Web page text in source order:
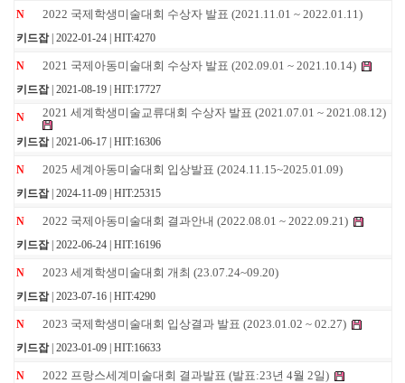
N 2022 국제학생미술대회 수상자 발표 (2021.11.01 ~ 2022.01.11)
키드잡| 2022-01-24 | HIT:4270
N 2021 국제아동미술대회 수상자 발표 (202.09.01 ~ 2021.10.14)
키드잡| 2021-08-19 | HIT:17727
N 2021 세계학생미술교류대회 수상자 발표 (2021.07.01 ~ 2021.08.12)
키드잡| 2021-06-17 | HIT:16306
N 2025 세계아동미술대회 입상발표 (2024.11.15~2025.01.09)
키드잡| 2024-11-09 | HIT:25315
N 2022 국제아동미술대회 결과안내 (2022.08.01 ~ 2022.09.21)
키드잡| 2022-06-24 | HIT:16196
N 2023 세계학생미술대회 개최 (23.07.24~09.20)
키드잡| 2023-07-16 | HIT:4290
N 2023 국제학생미술대회 입상결과 발표 (2023.01.02 ~ 02.27)
키드잡| 2023-01-09 | HIT:16633
N 2022 프랑스세계미술대회 결과발표 (발표:23년 4월 2일)